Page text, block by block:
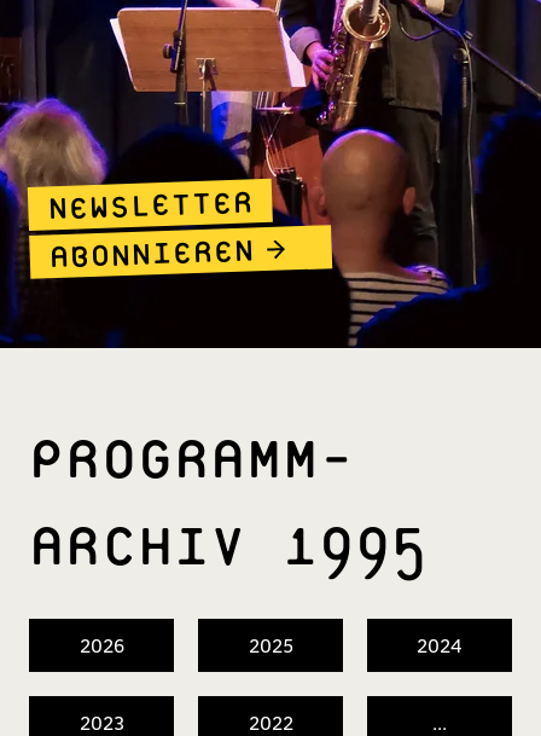
NEWSLETTER
ABONNIEREN
PROGRAMM­
ARCHIV 1995
2026 2025 2024
2023 2022 ...